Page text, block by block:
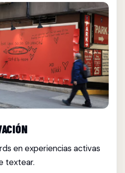
en experiencias activas
textear.